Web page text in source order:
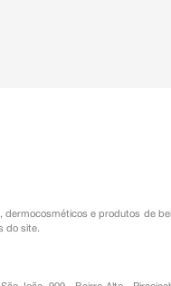
,dermocosméticos e produtos de
do site.